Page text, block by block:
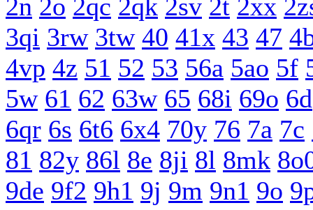
2n 2o 2qc 2qk 2sv 2t 2xx
3qi 3rw 3tw 40 41x 43 47
4vp 4z 51 52 53 56a 5ao 5f
5w 61 62 63w 65 68i 69o 6d
6qr 6s 6t6 6x4 70y 76 7a 7c
81 82y 86l 8e 8ji 8l 8mk
9de 9f2 9h1 9j 9m 9n1 9o